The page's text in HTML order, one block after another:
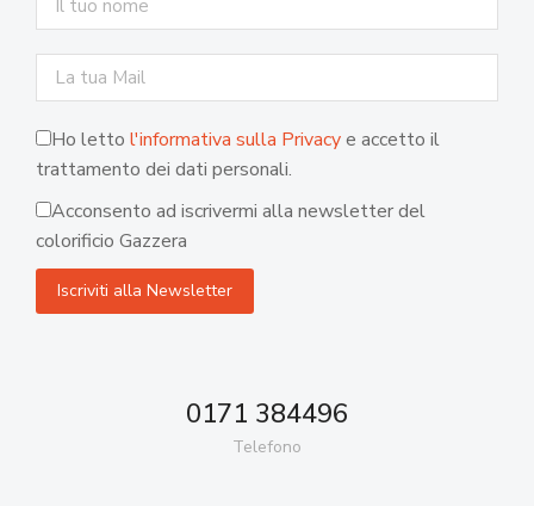
Ho letto l'informativa sulla Privacye accetto il
trattamento dei dati personali.
Acconsento ad iscrivermi alla newsletter del
colorificio Gazzera
0171 384496
Telefono